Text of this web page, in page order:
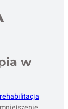
w
rehabilitacja